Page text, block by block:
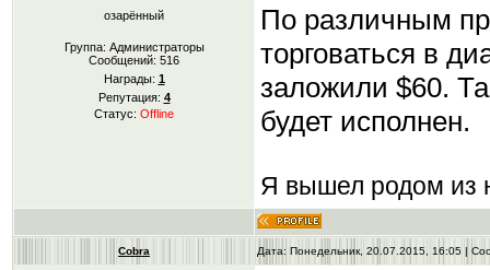
озарённый
Группа: Администраторы
Сообщений: 516
Награды: 1
Репутация: 4
Статус: Offline
По различным
торговаться в
заложили $60.
будет исполнен.
Я вышел родом из
Cobra Дата: Понедельник, 20.07.2015, 16:05 |